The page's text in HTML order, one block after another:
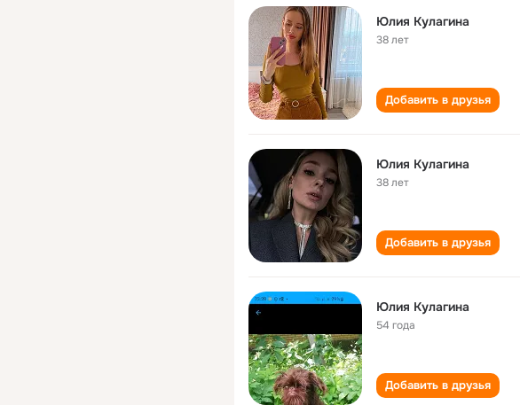
Юлия Кулагина
38 лет
Добавить в друзья
Юлия Кулагина
38 лет
Добавить в друзья
Юлия Кулагина
54 года
Добавить в друзья